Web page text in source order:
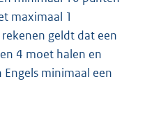
maximaal 1
geldt dat een
4 moet halen en
minimaal een